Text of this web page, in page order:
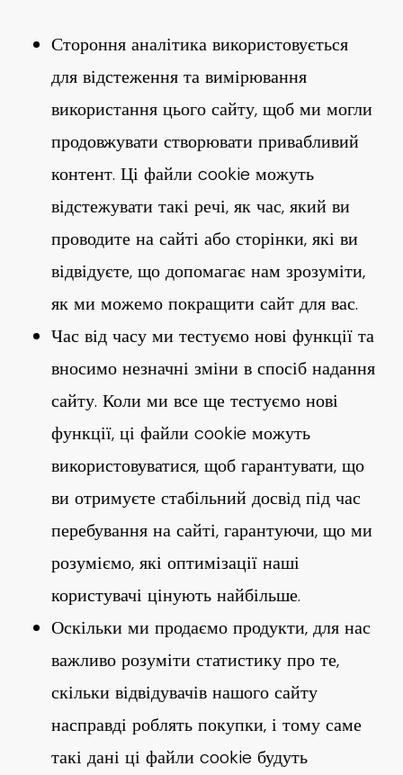
Стороння аналітика використовується
для відстеження та вимірювання
використання цього сайту, щоб ми могли
продовжувати створювати привабливий
контент. Ці файли cookie можуть
відстежувати такі речі, як час, який ви
проводите на сайті або сторінки, які ви
відвідуєте, що допомагає нам зрозуміти,
як ми можемо покращити сайт для вас.
Час від часу ми тестуємо нові функції та
вносимо незначні зміни в спосіб надання
сайту. Коли ми все ще тестуємо нові
функції, ці файли cookie можуть
використовуватися, щоб гарантувати, що
ви отримуєте стабільний досвід під час
перебування на сайті, гарантуючи, що ми
розуміємо, які оптимізації наші
користувачі цінують найбільше.
Оскільки ми продаємо продукти, для нас
важливо розуміти статистику про те,
скільки відвідувачів нашого сайту
насправді роблять покупки, і тому саме
такі дані ці файли cookie будуть